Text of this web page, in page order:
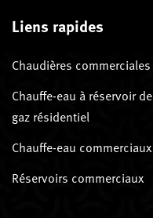
Liens rapides
Chaudières commerciales
Chauffe-eau à réservoir de
gaz résidentiel
Chauffe-eau commerciaux
Réservoirs commerciaux